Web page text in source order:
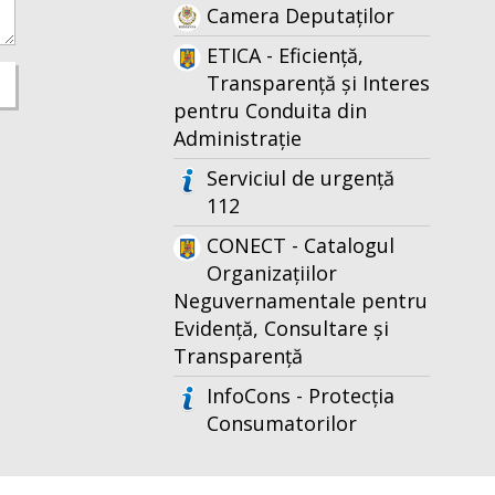
Camera Deputaților
ETICA - Eficiență,
Transparență și Interes
pentru Conduita din
Administrație
Serviciul de urgență
112
CONECT - Catalogul
Organizațiilor
Neguvernamentale pentru
Evidență, Consultare și
Transparență
InfoCons - Protecția
Consumatorilor